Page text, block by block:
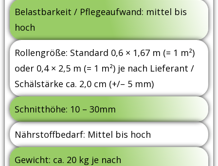
Belastbarkeit / Pflegeaufwand: mittel bis
hoch
Rollengröße: Standard 0,6 × 1,67 m (= 1 m²)
oder 0,4 × 2,5 m (= 1 m²) je nach Lieferant /
Schälstärke ca. 2,0 cm (+/– 5 mm)
Schnitthöhe: 10 – 30mm
Nährstoffbedarf: Mittel bis hoch
Gewicht: ca. 20 kg je nach